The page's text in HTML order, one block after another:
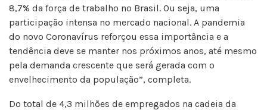
8,7% da força de trabalho no Brasil. Ou seja, uma
participação intensa no mercado nacional. A pandemia
do novo Coronavírus reforçou essa importância e a
tendência deve se manter nos próximos anos, até mesmo
pela demanda crescente que será gerada com o
envelhecimento da população”, completa.
Do total de 4,3 milhões de empregados na cadeia da